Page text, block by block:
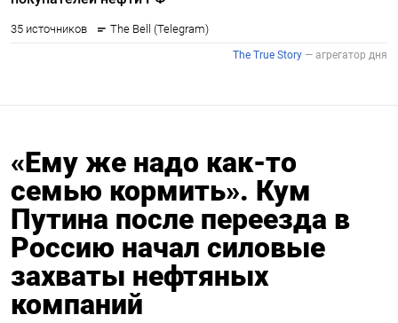
«Ему же надо как-то
семью кормить». Кум
Путина после переезда в
Россию начал силовые
захваты нефтяных
компаний